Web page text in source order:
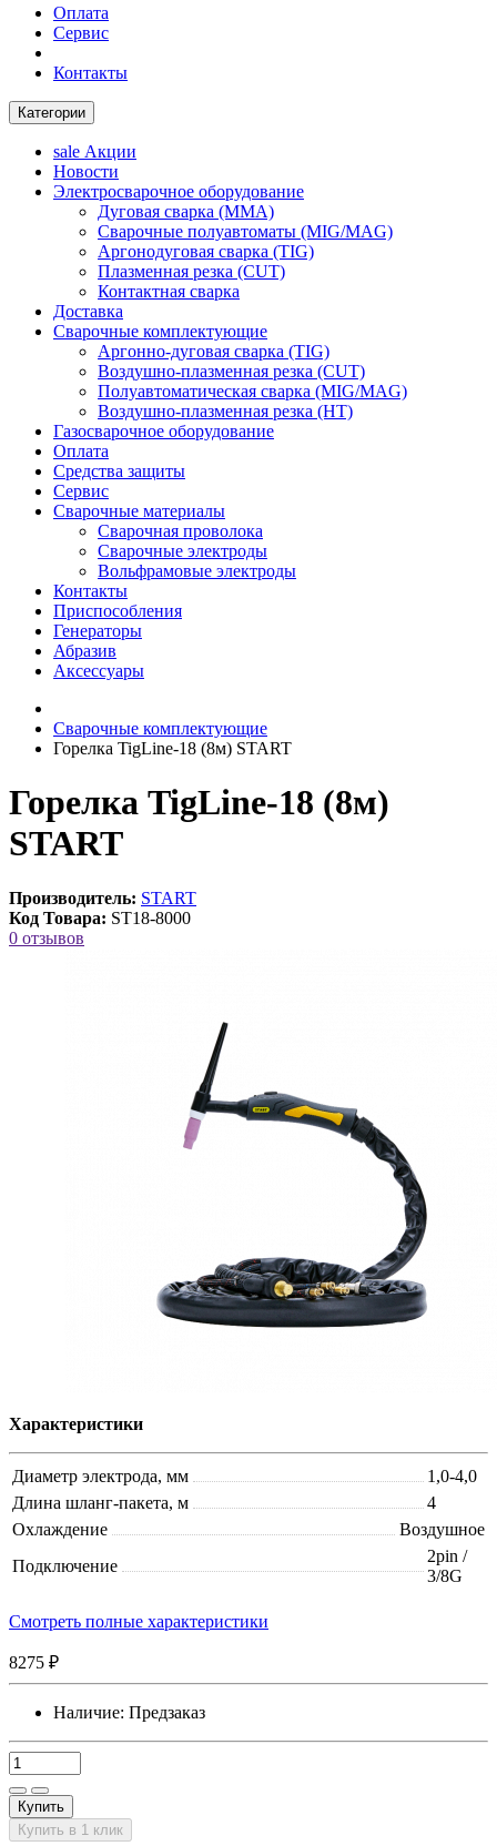
Оплата
Сервис
Контакты
Категории
sale Акции
Новости
Электросварочное оборудование
Дуговая сварка (MMA)
Сварочные полуавтоматы (MIG/MAG)
Аргонодуговая сварка (TIG)
Плазменная резка (CUT)
Контактная сварка
Доставка
Сварочные комплектующие
Аргонно-дуговая сварка (TIG)
Воздушно-плазменная резка (CUT)
Полуавтоматическая сварка (MIG/MAG)
Воздушно-плазменная резка (HT)
Газосварочное оборудование
Оплата
Средства защиты
Сервис
Сварочные материалы
Сварочная проволока
Сварочные электроды
Вольфрамовые электроды
Контакты
Приспособления
Генераторы
Абразив
Аксессуары
Сварочные комплектующие
Горелка TigLine-18 (8м) START
Горелка TigLine-18 (8м)
START
Производитель: START
Код Товара: ST18-8000
0 отзывов
Характеристики
Диаметр электрода, мм
1,0-4,0
Длина шланг-пакета, м
4
Охлаждение
Воздушное
Подключение
2pin /
3/8G
Смотреть полные характеристики
8275 ₽
Наличие: Предзаказ
Купить
Купить в 1 клик